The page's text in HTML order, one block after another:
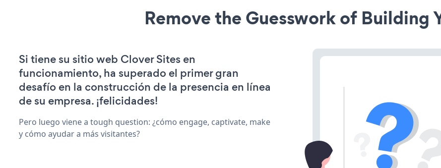
Remove the Guesswork of Building
Si tiene su sitio web Clover Sites en
funcionamiento, ha superado el primer gran
desafío en la construcción de la presencia en línea
de su empresa. ¡felicidades!
Pero luego viene a tough question: ¿cómo engage, captivate, make
y cómo ayudar a más visitantes?